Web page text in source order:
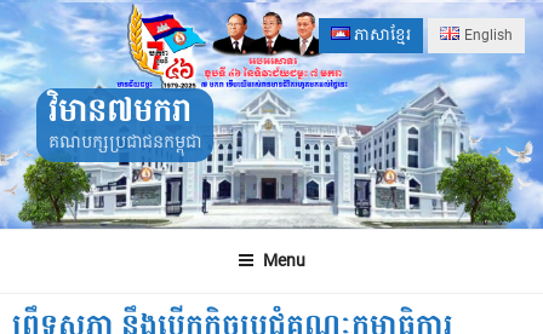
Skip
to
content
ភាសាខ្មែរ English
វិមាន៧មករា
គណបក្សប្រជាជនកម្ពុជា
Menu